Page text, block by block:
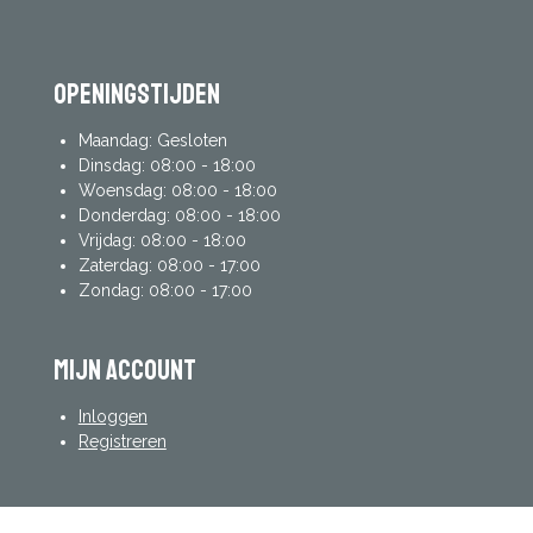
Openingstijden
Maandag: Gesloten
Dinsdag: 08:00 - 18:00
Woensdag: 08:00 - 18:00
Donderdag: 08:00 - 18:00
Vrijdag: 08:00 - 18:00
Zaterdag: 08:00 - 17:00
Zondag: 08:00 - 17:00
mijn account
Inloggen
Registreren